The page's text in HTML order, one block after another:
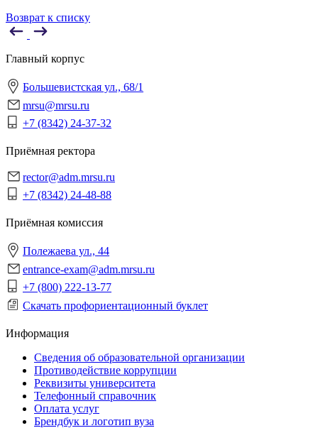
Возврат к списку
Главный корпус
Большевистская ул., 68/1
mrsu@mrsu.ru
+7 (8342) 24-37-32
Приёмная ректора
rector@adm.mrsu.ru
+7 (8342) 24-48-88
Приёмная комиссия
Полежаева ул., 44
entrance-exam@adm.mrsu.ru
+7 (800) 222-13-77
Скачать профориентационный буклет
Информация
Сведения об образовательной организации
Противодействие коррупции
Реквизиты университета
Телефонный справочник
Оплата услуг
Брендбук и логотип вуза